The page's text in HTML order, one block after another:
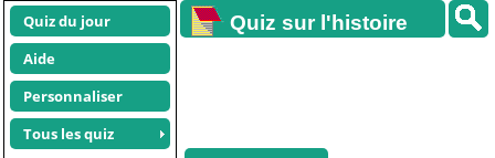
Quiz du jour
Aide
Personnaliser
Tous les quiz
Quiz sur l'histoire